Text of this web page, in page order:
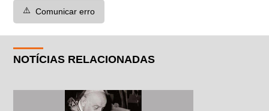
⚠️ Comunicar erro
NOTÍCIAS RELACIONADAS